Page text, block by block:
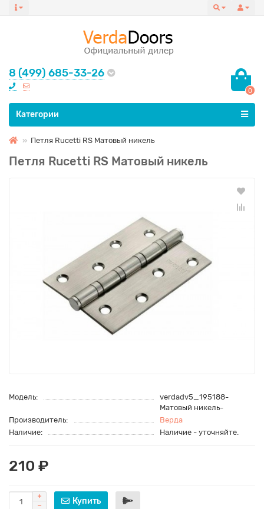
8 (499) 685-33-26
0
Все категории
Категории
Петля Rucetti RS Матовый никель
Петля Rucetti RS Матовый никель
Модель:
verdadv5_195188-
Матовый никель-
Производитель:
Верда
Наличие:
Наличие - уточняйте.
210 ₽
Купить